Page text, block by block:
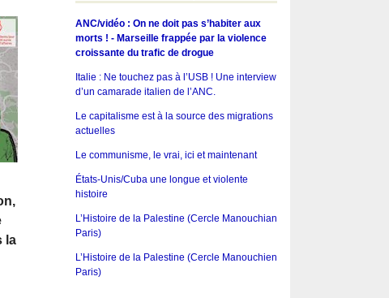
la
ANC/vidéo : On ne doit pas s’habiter aux
morts ! - Marseille frappée par la violence
croissante du trafic de drogue
Italie : Ne touchez pas à l’USB ! Une interview
d’un camarade italien de l’ANC.
Le capitalisme est à la source des migrations
actuelles
Le communisme, le vrai, ici et maintenant
États-Unis/Cuba une longue et violente
histoire
L’Histoire de la Palestine (Cercle Manouchian
Paris)
L’Histoire de la Palestine (Cercle Manouchien
Paris)